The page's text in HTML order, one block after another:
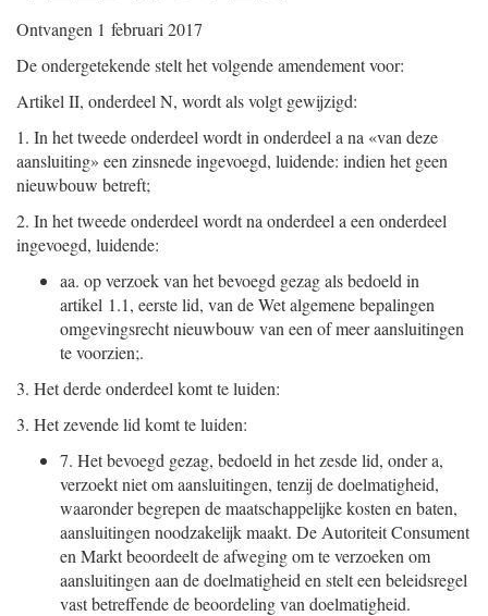
Ontvangen 1 februari 2017
De ondergetekende stelt het volgende amendement voor:
Artikel II, onderdeel N, wordt als volgt gewijzigd:
1. In het tweede onderdeel wordt in onderdeel a na «van deze
aansluiting» een zinsnede ingevoegd, luidende: indien het geen
nieuwbouw betreft;
2. In het tweede onderdeel wordt na onderdeel a een onderdeel
ingevoegd, luidende:
aa. op verzoek van het bevoegd gezag als bedoeld in
artikel 1.1, eerste lid, van de Wet algemene bepalingen
omgevingsrecht nieuwbouw van een of meer aansluitingen
te voorzien;.
3. Het derde onderdeel komt te luiden:
3. Het zevende lid komt te luiden:
7. Het bevoegd gezag, bedoeld in het zesde lid, onder a,
verzoekt niet om aansluitingen, tenzij de doelmatigheid,
waaronder begrepen de maatschappelijke kosten en baten,
aansluitingen noodzakelijk maakt. De Autoriteit Consument
en Markt beoordeelt de afweging om te verzoeken om
aansluitingen aan de doelmatigheid en stelt een beleidsregel
vast betreffende de beoordeling van doelmatigheid.